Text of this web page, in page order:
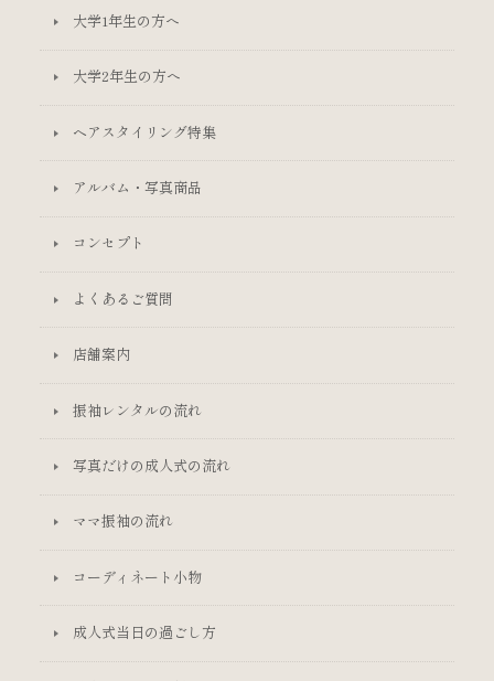
大学1年生の方へ
大学2年生の方へ
ヘアスタイリング特集
アルバム・写真商品
コンセプト
よくあるご質問
店舗案内
振袖レンタルの流れ
写真だけの成人式の流れ
ママ振袖の流れ
コーディネート小物
成人式当日の過ごし方